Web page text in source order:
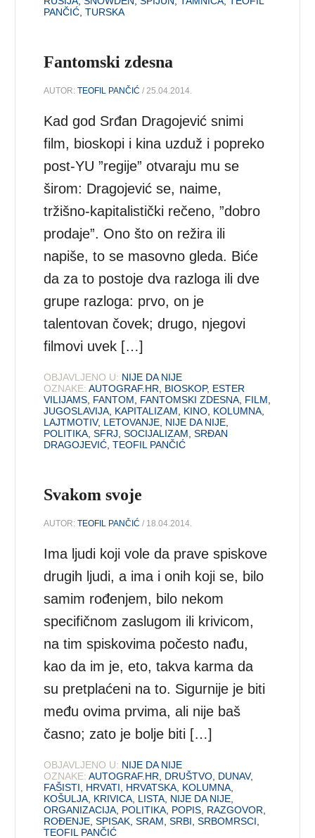
PANČIĆ,TURSKA
Fantomski zdesna
AUTOR:TEOFIL PANČIĆ / 25.04.2014.
Kad god Srđan Dragojević snimi
film, bioskopi i kina uzduž i popreko
post-YU ”regije” otvaraju mu se
širom: Dragojević se, naime,
tržišno-kapitalistički rečeno, ”dobro
prodaje”. Ono što on režira ili
napiše, to se masovno gleda. Biće
da za to postoje dva razloga ili dve
grupe razloga: prvo, on je
talentovan čovek; drugo, njegovi
filmovi uvek […]
OBJAVLJENO U: NIJE DA NIJE
OZNAKE: AUTOGRAF.HR, BIOSKOP, ESTER
VILIJAMS, FANTOM, FANTOMSKI ZDESNA, FILM,
JUGOSLAVIJA, KAPITALIZAM, KINO, KOLUMNA,
LAJTMOTIV, LETOVANJE, NIJE DA NIJE,
POLITIKA,SFRJ,SOCIJALIZAM,SRĐAN
DRAGOJEVIĆ,TEOFIL PANČIĆ
Svakom svoje
AUTOR:TEOFIL PANČIĆ / 18.04.2014.
Ima ljudi koji vole da prave spiskove
drugih ljudi, a ima i onih koji se, bilo
samim rođenjem, bilo nekom
specifičnom zaslugom ili krivicom,
na tim spiskovima počesto nađu,
kao da im je, eto, takva karma da
su pretplaćeni na to. Sigurnije je biti
među ovima prvima, ali nije baš
časno; zato je bolje biti […]
OBJAVLJENO U: NIJE DA NIJE
OZNAKE: AUTOGRAF.HR, DRUŠTVO, DUNAV,
FAŠISTI, HRVATI, HRVATSKA, KOLUMNA,
KOŠULJA, KRIVICA, LISTA, NIJE DA NIJE,
ORGANIZACIJA, POLITIKA, POPIS, RAZGOVOR,
ROĐENJE,SPISAK,SRAM,SRBI,SRBOMRSCI,
TEOFIL PANČIĆ